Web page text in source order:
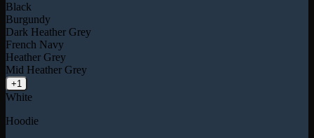
Black
Burgundy
Dark Heather Grey
French Navy
Heather Grey
Mid Heather Grey
+1
White
Hoodie